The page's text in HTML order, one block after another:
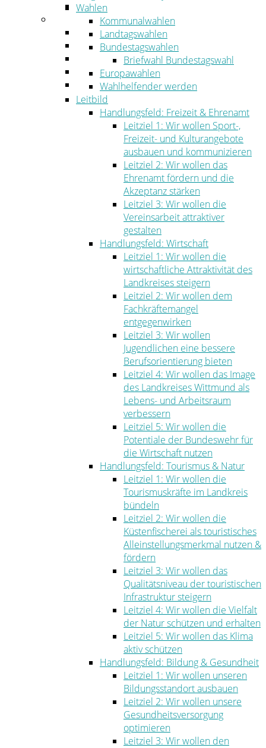
Jugend, Familie und Senioren
Bauen und Planen
Abfall
Umwelt
Ordnung
Wahlen
Kommunalwahlen
Landtagswahlen
Bundestagswahlen
Briefwahl Bundestagswahl
Europawahlen
Wahlhelfender werden
Leitbild
Handlungsfeld: Freizeit & Ehrenamt
Leitziel 1: Wir wollen Sport-,
Freizeit- und Kulturangebote
ausbauen und kommunizieren
Leitziel 2: Wir wollen das
Ehrenamt fördern und die
Akzeptanz stärken
Leitziel 3: Wir wollen die
Vereinsarbeit attraktiver
gestalten
Handlungsfeld: Wirtschaft
Leitziel 1: Wir wollen die
wirtschaftliche Attraktivität des
Landkreises steigern
Leitziel 2: Wir wollen dem
Fachkräftemangel
entgegenwirken
Leitziel 3: Wir wollen
Jugendlichen eine bessere
Berufsorientierung bieten
Leitziel 4: Wir wollen das Image
des Landkreises Wittmund als
Lebens- und Arbeitsraum
verbessern
Leitziel 5: Wir wollen die
Potentiale der Bundeswehr für
die Wirtschaft nutzen
Handlungsfeld: Tourismus & Natur
Leitziel 1: Wir wollen die
Tourismuskräfte im Landkreis
bündeln
Leitziel 2: Wir wollen die
Küstenfischerei als touristisches
Alleinstellungsmerkmal nutzen &
fördern
Leitziel 3: Wir wollen das
Qualitätsniveau der touristischen
Infrastruktur steigern
Leitziel 4: Wir wollen die Vielfalt
der Natur schützen und erhalten
Leitziel 5: Wir wollen das Klima
aktiv schützen
Handlungsfeld: Bildung & Gesundheit
Leitziel 1: Wir wollen unseren
Bildungsstandort ausbauen
Leitziel 2: Wir wollen unsere
Gesundheitsversorgung
optimieren
Leitziel 3: Wir wollen den